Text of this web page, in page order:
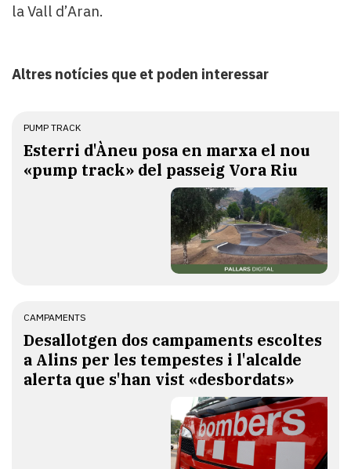
la Vall d’Aran.
Altres notícies que et poden interessar
PUMP TRACK
Esterri d'Àneu posa en marxa el nou
«pump track» del passeig Vora Riu
CAMPAMENTS
​Desallotgen dos campaments escoltes
a Alins per les tempestes i l'alcalde
alerta que s'han vist «desbordats»